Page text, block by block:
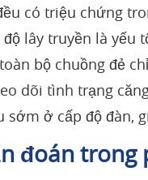
có triệu chứng
lây truyền là
bộ chuồng đẻ
dõi tình trạng
ở cấp độ đàn,
đoán